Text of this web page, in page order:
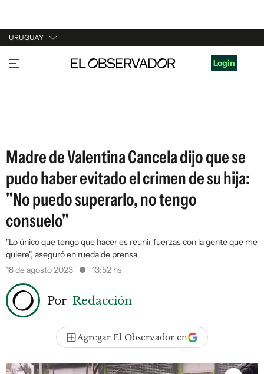
URUGUAY
URUGUAY
ARGENTINA
Login
Madre de Valentina Cancela dijo que se
pudo haber evitado el crimen de su hija:
"No puedo superarlo, no tengo
consuelo"
"Lo único que tengo que hacer es reunir fuerzas con la gente que me
quiere", aseguró en rueda de prensa
18 de agosto 2023
13:52 hs
Por Redacción
Agregar El Observador en